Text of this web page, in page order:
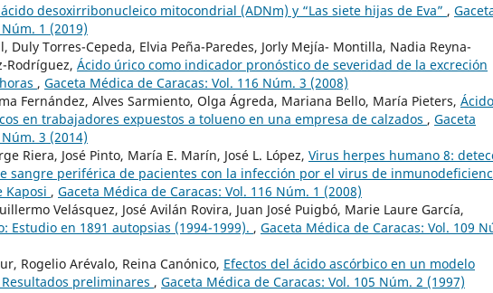
ácido desoxirribonucleico mitocondrial (ADNm) y “Las siete hijas de Eva” ,
1 (2019)
Duly Torres-Cepeda, Elvia Peña-Paredes, Jorly Mejía- Montilla, Nadia Reyna-
Rodríguez, Ácido úrico como indicador pronóstico de severidad de la excreción
, Gaceta Médica de Caracas: Vol. 116 Núm. 3 (2008)
Fernández, Alves Sarmiento, Olga Ágreda, Mariana Bello, María Pieters, Ácido
en trabajadores expuestos a tolueno en una empresa de calzados , Gaceta
3 (2014)
Riera, José Pinto, María E. Marín, José L. López, Virus herpes humano 8:
sangre periférica de pacientes con la infección por el virus de
Kaposi , Gaceta Médica de Caracas: Vol. 116 Núm. 1 (2008)
Velásquez, José Avilán Rovira, Juan José Puigbó, Marie Laure García,
Estudio en 1891 autopsias (1994-1999). , Gaceta Médica de Caracas: Vol. 109
Rogelio Arévalo, Reina Canónico, Efectos del ácido ascórbico en un modelo
preliminares , Gaceta Médica de Caracas: Vol. 105 Núm. 2 (1997)